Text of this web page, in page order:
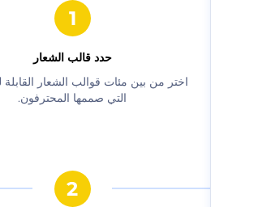
حدد قالب الشعار
‫اختر من بين مئات قوالب الشعار القابلة للتخصيص
التي صممها المحترفون.‬